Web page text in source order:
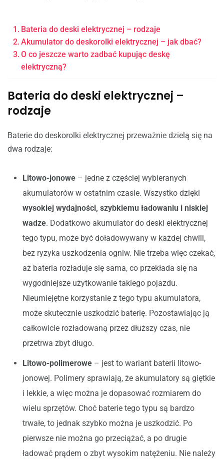
Bateria do deski elektrycznej – rodzaje
Akumulator do deskorolki elektrycznej – jak dbać?
O co jeszcze warto zadbać kupując deskę
elektryczną?
Bateria do deski elektrycznej –
rodzaje
Baterie do deskorolki elektrycznej przeważnie dzielą się na
dwa rodzaje:
Litowo-jonowe – jedne z częściej wybieranych
akumulatorów w ostatnim czasie. Wszystko dzięki
wysokiej wydajności, szybkiemu ładowaniu i niskiej
wadze. Dodatkowo akumulator do deski elektrycznej
tego typu, może być doładowywany w każdej chwili,
bez ryzyka uszkodzenia ogniw. Nie trzeba więc czekać,
aż bateria rozładuje się sama, co przekłada się na
wygodniejsze użytkowanie takiego pojazdu.
Nieumiejętne korzystanie z tego typu akumulatora,
może skutecznie uszkodzić baterię. Pozostawiając ją
całkowicie rozładowaną przez dłuższy czas, nie
przetrwa zbyt długo.
Litowo-polimerowe – jest to wariant baterii litowo-
jonowej. Polimery sprawiają, że akumulatory są giętkie
i lekkie, a więc można je dopasować rozmiarem do
wielu sprzętów. Choć baterie tego typu są bardzo
trwałe, to jednak szybko można je uszkodzić. Po
pierwsze nie można go przeciążać, a po drugie
ładować prądem o zbyt wysokim natężeniu. Nie należy